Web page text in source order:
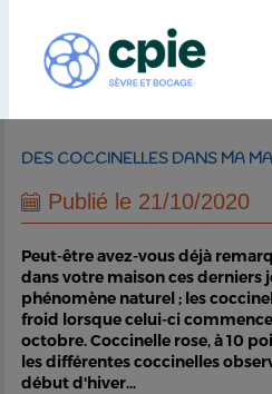
DES COCCINELLES DANS MA
Publié le 21/10/2020
Peut-être avez-vous déjà
dans votre maison ces derniers
phénomène naturel ; les
froid lorsque celui-ci commence
octobre. Coccinelle rose, à 10
les différentes coccinelles
début d'hiver...